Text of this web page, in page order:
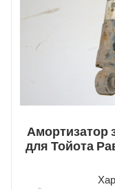
Амортизатор
для Тойота